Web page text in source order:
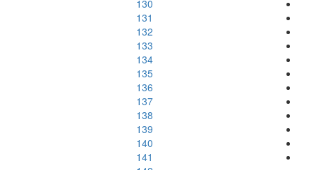
130
131
132
133
134
135
136
137
138
139
140
141